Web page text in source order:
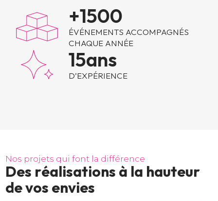
+1500
ÉVÉNEMENTS ACCOMPAGNÉS
CHAQUE ANNÉE
15ans
D’EXPÉRIENCE
Nos projets q ui font la différence
Des réalisations à la hauteur
devos envies